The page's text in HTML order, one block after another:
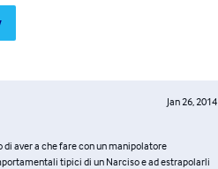
Jan 26, 2014
aver a che fare con un manipolatore
tipici di un Narciso e ad estrapolarli